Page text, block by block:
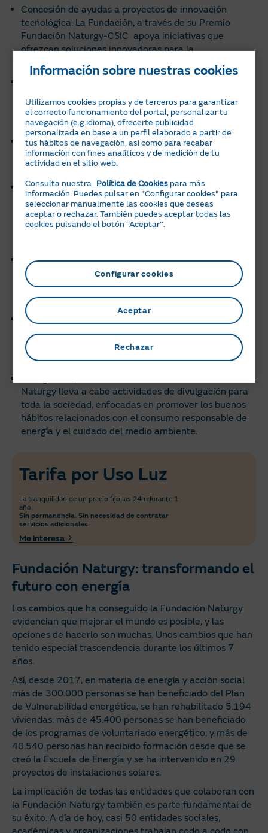
Concesión de ayudas a proyectos de innovación
tecnológica: La Fundación, a través de su Premio
Fundación Naturgy-CSIC apoya iniciativas que
ofrezcan soluciones innovadoras para la
descarbonización y la transición energética.
identificar sus vocaciones y orientar su futuro
profesional en el ámbito de la energía.
Formación técnica continua para trabajadores o
personas que se han visto afectades por el cambio d
emodelo energético
Formación para el profesorado de FP: En línea con
nuestro compromiso con la educación reglada, la
Fundación Naturgy ha puesto en marcha programas
específicos de formación y actualización para el
Formación profesionalizadora para colectivos
vulnerables: La Fundación también se ha
comprometido a ofrecer formación profesional
orientada a colectivos en situación de vulnerabilidad.
Visitas educativas a plantas energéticas: Como parte
de nuestra misión de acercar la energía a la sociedad,
organizamos visitas guiadas a distintas plantas y
centrales de generación energética de Naturgy.
Naturgy lleva a cabo actividades de divulgación para
toda la sociedad, enfocadas en promover los buenos
hábitos relacionados con el consumo responsable de
energía y el cuidado del medio ambiente.
Tarifa por Uso Luz
La tranquilidad de un precio fijo las 24h durante 1
año.
Sin permanencia. Sin necesidad de contratar
servicios adicionales.
Me interesa
Fundación Naturgy: transformando el
futuro con energía
Los cambios que ha conseguido la Fundación Naturgy
evidencian que mejorar el mundo es posible, y las
opciones de hacerlo son muchas. Unos cambios que han
tenido especial trascendencia durante los últimos 7
años.
Así, desde 2017, en materia de energía y acción social
más de 300.000 personas se han beneficiado del Plan
de Vulnerabilidad energética, se han rehabilitado 5.194
viviendas; más de 45.400 personas se han beneficiado
de los programas de voluntariado energético; y más de
40.540 personas han recibido formación desde que se
creó la Escuela de Energía y se ha intervenido en 29
proyectos de instalaciones solares.
La implicación de todas las entidades que colaboran con
la Fundación Naturgy también es parte fundamental de
su éxito. A día de hoy, casi 50 entidades sociales,
Información sobre nuestras cookies
Utilizamos cookies propias y de terceros para garantizar
el correcto funcionamiento del portal, personalizar tu
navegación (e.g.idioma), ofrecerte publicidad
personalizada en base a un perfil elaborado a partir de
tus hábitos de navegación, así como para recabar
información con fines analíticos y de medición de tu
actividad en el sitio web.
Consulta nuestra Política de Cookies para más
información. Puedes pulsar en "Configurar cookies" para
seleccionar manualmente las cookies que deseas
aceptar o rechazar. También puedes aceptar todas las
cookies pulsando el botón ‘‘Aceptar’’.
Configurar cookies
Rechazar
Aceptar